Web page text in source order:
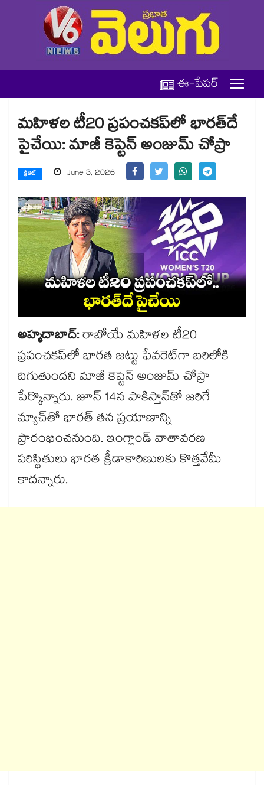
ఈ-పేపర్
మహిళల టీ20 ప్రపంచకప్‌‌‌‌‌‌‌‌లో భారత్‌‌‌‌‌‌‌‌దే
పైచేయి: మాజీ కెప్టెన్ అంజుమ్ చోప్రా
క్రికెట్ June 3, 2026
అహ్మదాబాద్:రాబోయే మహిళల టీ20
ప్రపంచకప్‌‌‌‌‌‌‌‌లో భారత జట్టు ఫేవరెట్‌‌‌‌‌‌‌‌గా బరిలోకి
దిగుతుందని మాజీ కెప్టెన్ అంజుమ్ చోప్రా
పేర్కొన్నారు. జూన్ 14న పాకిస్తాన్‌‌‌‌‌‌‌‌తో జరిగే
మ్యాచ్‌‌‌‌‌‌‌‌తో భారత్ తన ప్రయాణాన్ని
ప్రారంభించనుంది. ఇంగ్లాండ్ వాతావరణ
పరిస్థితులు భారత క్రీడాకారిణులకు కొత్తవేమీ
కాదన్నారు.